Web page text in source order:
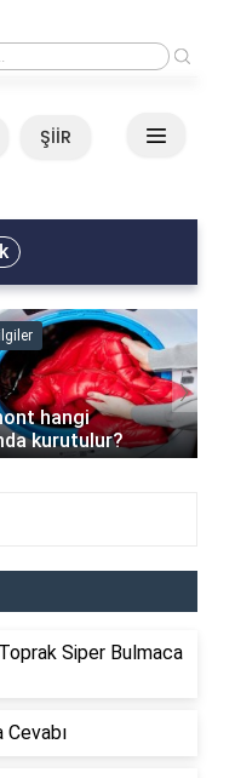
Sözleri
ŞİİR
hangi
kurutulur?
›
Siper Bulmaca